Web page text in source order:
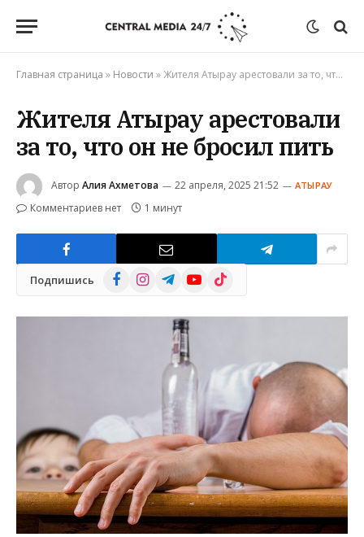
Главная страница » Новости »Жителя Атырау арестовали за то, что он не бросил пить
Жителя Атырау арестовали
за то, что он не бросил пить
Автор Алия Ахметова 22 апреля, 2025 21:52 АТЫРАУ
Комментариев нет 1 минут
Подпишись FacebookInstagramTelegramYouTube
TikTok